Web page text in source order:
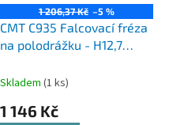
1 206,37 Kč –5 %
CMT C935 Falcovací fréza
na polodrážku - H12,7
Skladem (1 ks)
1 146 Kč